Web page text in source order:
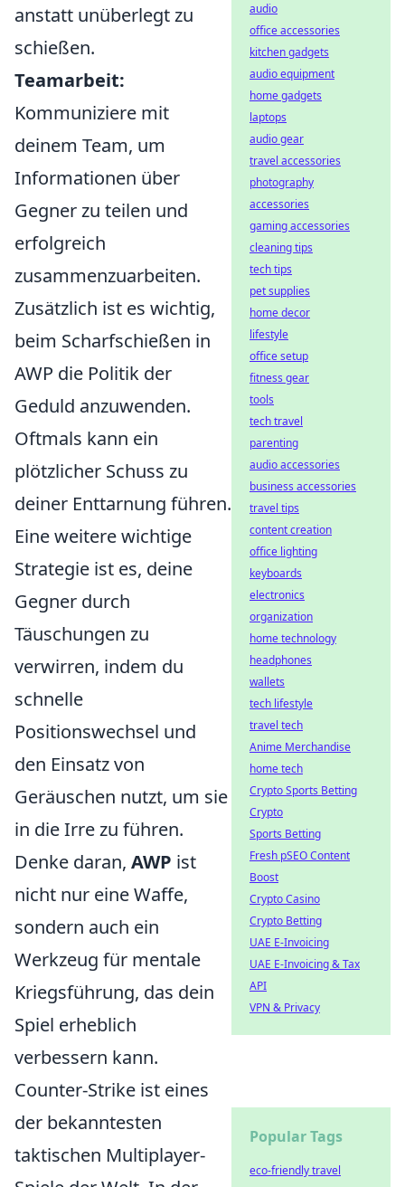
anstatt unüberlegt zu
schießen.
Teamarbeit:
Kommuniziere mit
deinem Team, um
Informationen über
Gegner zu teilen und
erfolgreich
zusammenzuarbeiten.
Zusätzlich ist es wichtig,
beim Scharfschießen in
AWP die Politik der
Geduld anzuwenden.
Oftmals kann ein
plötzlicher Schuss zu
deiner Enttarnung führen.
Eine weitere wichtige
Strategie ist es, deine
Gegner durch
Täuschungen zu
verwirren, indem du
schnelle
Positionswechsel und
den Einsatz von
Geräuschen nutzt, um sie
in die Irre zu führen.
Denke daran, AWP ist
nicht nur eine Waffe,
sondern auch ein
Werkzeug für mentale
Kriegsführung, das dein
Spiel erheblich
verbessern kann.
Counter-Strike ist eines
der bekanntesten
taktischen Multiplayer-
audio
office accessories
kitchen gadgets
audio equipment
home gadgets
laptops
audio gear
travel accessories
photography
accessories
gaming accessories
cleaning tips
tech tips
pet supplies
home decor
lifestyle
office setup
fitness gear
tools
tech travel
parenting
audio accessories
business accessories
travel tips
content creation
office lighting
keyboards
electronics
organization
home technology
headphones
wallets
tech lifestyle
travel tech
Anime Merchandise
home tech
Crypto Sports Betting
Crypto
Sports Betting
Fresh pSEO Content
Boost
Crypto Casino
Crypto Betting
UAE E-Invoicing
UAE E-Invoicing & Tax
API
VPN & Privacy
Popular Tags
eco-friendly travel